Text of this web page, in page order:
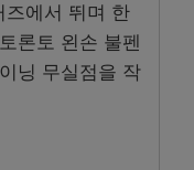
즈에서 뛰며 한
론토 왼손 불펜
닝 무실점을 작